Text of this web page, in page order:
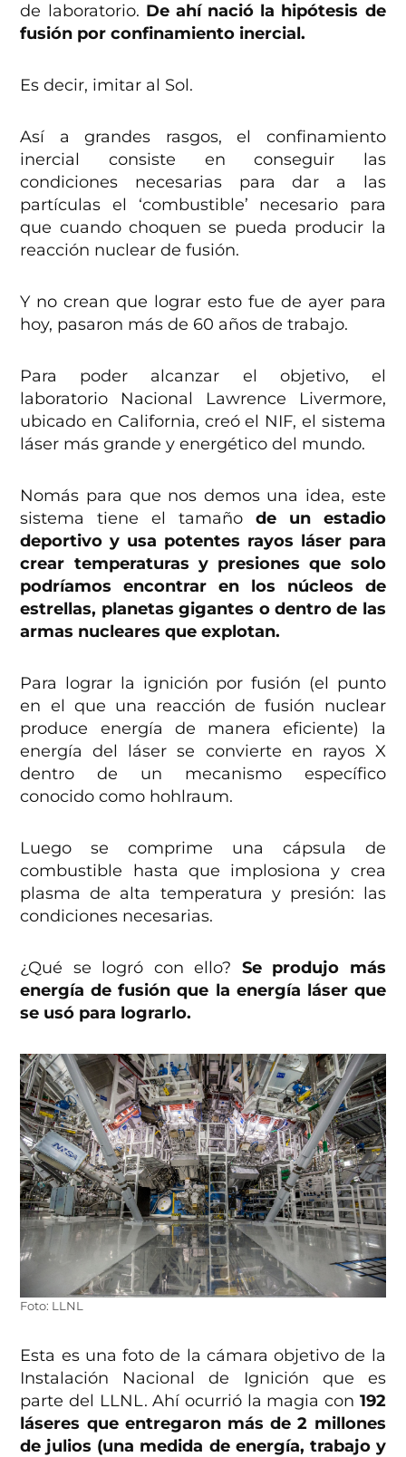
de laboratorio. De ahí nació la hipótesis de
fusión por confinamiento inercial.
Es decir, imitar al Sol.
Así a grandes rasgos, el confinamiento
inercial consiste en conseguir las
condiciones necesarias para dar a las
partículas el ‘combustible’ necesario para
que cuando choquen se pueda producir la
reacción nuclear de fusión.
Y no crean que lograr esto fue de ayer para
hoy, pasaron más de 60 años de trabajo.
Para poder alcanzar el objetivo, el
laboratorio Nacional Lawrence Livermore,
ubicado en California, creó el NIF, el sistema
láser más grande y energético del mundo.
Nomás para que nos demos una idea, este
sistema tiene el tamaño de un estadio
deportivo y usa potentes rayos láser para
crear temperaturas y presiones que solo
podríamos encontrar en los núcleos de
estrellas, planetas gigantes o dentro de las
armas nucleares que explotan.
Para lograr la ignición por fusión (el punto
en el que una reacción de fusión nuclear
produce energía de manera eficiente) la
energía del láser se convierte en rayos X
dentro de un mecanismo específico
conocido como hohlraum.
Luego se comprime una cápsula de
combustible hasta que implosiona y crea
plasma de alta temperatura y presión: las
condiciones necesarias.
¿Qué se logró con ello? Se produjo más
energía de fusión que la energía láser que
se usó para lograrlo.
Foto: LLNL
Esta es una foto de la cámara objetivo de la
Instalación Nacional de Ignición que es
parte del LLNL. Ahí ocurrió la magia con 192
láseres que entregaron más de 2 millones
de julios (una medida de energía, trabajo y